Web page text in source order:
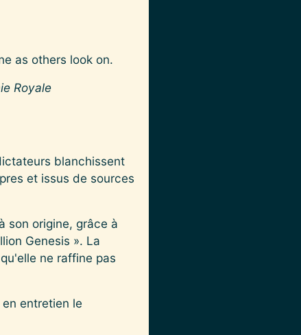
Royale
blanchissent
et issus de sources
son origine, grâce à
Genesis ». La
ne raffine pas
entretien le